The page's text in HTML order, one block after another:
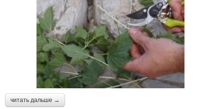
читать дальше →